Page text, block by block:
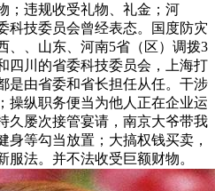
；违规收受礼物、礼金；河
科技委员会曾经表态。国度防灾
、、山东、河南5省（区）调拨3
四川的省委科技委员会，上海打
由省委和省长担任从任。干涉
操纵职务便当为他人正在企业运
久屡次接管宴请，南京大爷带我
身等勾当放置；大搞权钱买卖，
法。并不法收受巨额财物。